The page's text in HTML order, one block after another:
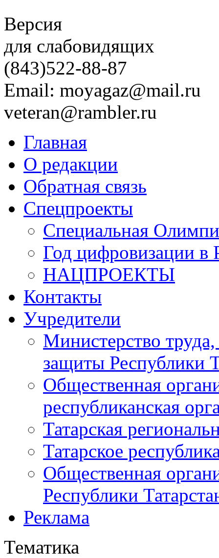
Версия
для слабовидящих
(843)522-88-87
Email: moyagaz@mail.ru
veteran@rambler.ru
Главная
О редакции
Обратная связь
Спецпроекты
Специальная
Год цифровизации в
НАЦПРОЕКТЫ
Контакты
Учредители
Министерство
защиты Республики
Общественная
республиканская
Татарская
Татарское
Общественная
Республики
Реклама
Тематика